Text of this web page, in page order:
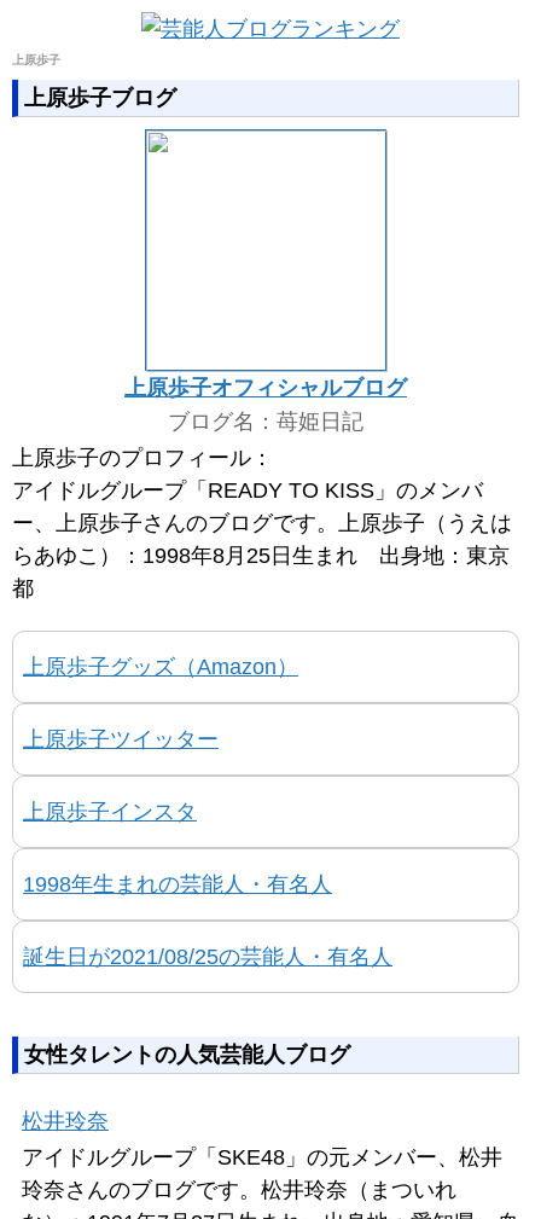
上原歩子
上原歩子ブログ
上原歩子オフィシャルブログ
ブログ名：苺姫日記
上原歩子のプロフィール：
アイドルグループ「READY TO KISS」のメンバ
ー、上原歩子さんのブログです。上原歩子（うえは
らあゆこ）：1998年8月25日生まれ 出身地：東京
都
上原歩子グッズ（Amazon）
上原歩子ツイッター
上原歩子インスタ
1998年生まれの芸能人・有名人
誕生日が2021/08/25の芸能人・有名人
女性タレントの人気芸能人ブログ
松井玲奈
アイドルグループ「SKE48」の元メンバー、松井
玲奈さんのブログです。松井玲奈（まついれ